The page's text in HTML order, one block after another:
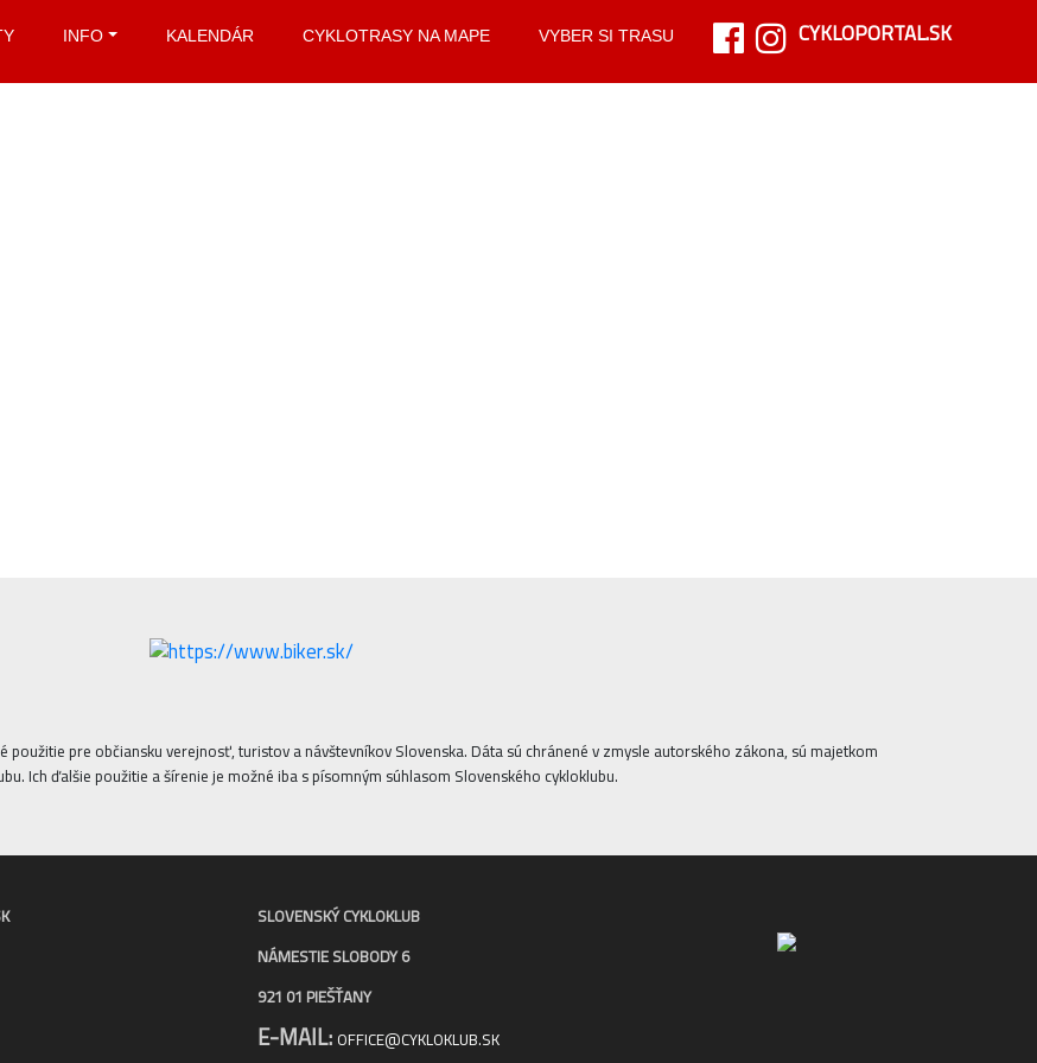
INFO KALENDÁR CYKLOTRASY NA MAPE VYBER SI TRASU CYKLOPORTAL.SK
Značka:komárno
pre občiansku verejnosť, turistov a návštevníkov Slovenska. Dáta sú chránené v zmysle autorského zákona, sú majetkom
Ich ďalšie použitie a šírenie je možné iba s písomným súhlasom Slovenského cykloklubu.
SLOVENSKÝ CYKLOKLUB
NÁMESTIE SLOBODY 6
921 01 PIEŠŤANY
E-MAIL: OFFICE@CYKLOKLUB.SK